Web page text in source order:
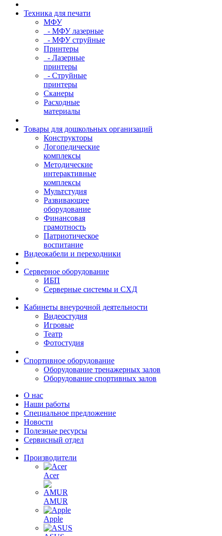
Техника для печати
МФУ
- МФУ лазерные
- МФУ струйные
Принтеры
- Лазерные
принтеры
- Струйные
принтеры
Сканеры
Расходные
материалы
Товары для дошкольных организаций
Конструкторы
Логопедические
комплексы
Методические
интерактивные
комплексы
Мультстудия
Развивающее
оборудование
Финансовая
грамотность
Патриотическое
воспитание
Видеокабели и переходники
Серверное оборудование
ИБП
Серверные системы и СХД
Кабинеты внеурочной деятельности
Видеостудия
Игровые
Театр
Фотостудия
Спортивное оборудование
Оборудование тренажерных залов
Оборудование спортивных залов
О нас
Наши работы
Специальное предложение
Новости
Полезные ресурсы
Сервисный отдел
Производители
Acer
AMUR
Apple